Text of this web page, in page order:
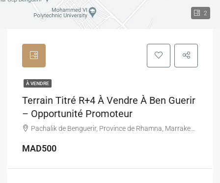
2
À VENDRE
Terrain Titré R+4 À Vendre À Ben Guerir
– Opportunité Promoteur
Pachalik de Benguerir, Province de Rhamna, Marrakech-Safi, Maroc
MAD500